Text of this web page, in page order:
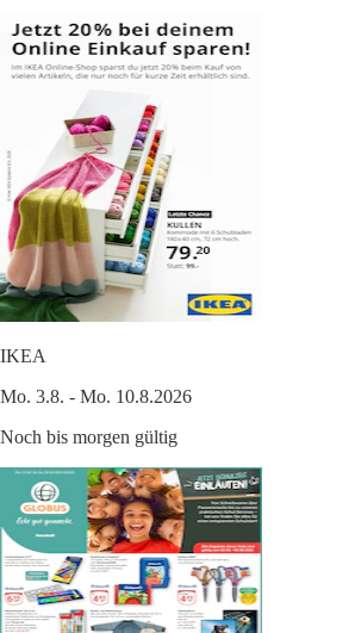
IKEA
Mo. 3.8. - Mo. 10.8.2026
Noch bis morgen gültig